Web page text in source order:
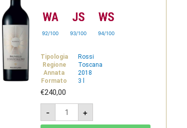
92/100 93/100 94/100
Tipologia
Rossi
Regione
Toscana
Annata
2018
Formato
3 l
€240,00
-
Poggio
Landi
2018
+